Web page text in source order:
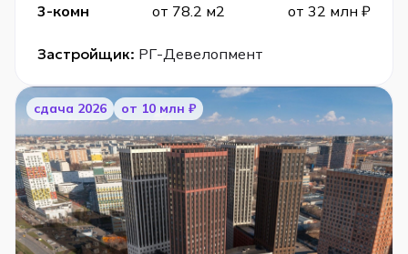
3-комн
от 78.2 м2 от 32 млн ₽
Застройщик: РГ-Девелопмент
cдача 2026 от 10 млн ₽